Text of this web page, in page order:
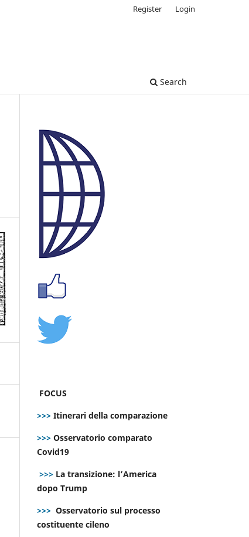
Search
Register Login
FOCUS
>>> Itinerari della comparazione
>>> Osservatorio comparato
Covid19
>>> La transizione: l’America
dopo Trump
>>> Osservatorio sul processo
costituente cileno